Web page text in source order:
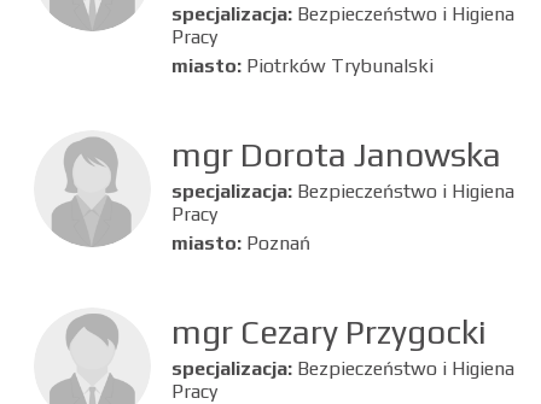
specjalizacja: Bezpieczeństwo i Higiena
Pracy
miasto: Piotrków Trybunalski
mgr Dorota Janowska
specjalizacja: Bezpieczeństwo i Higiena
Pracy
miasto: Poznań
mgr Cezary Przygocki
specjalizacja: Bezpieczeństwo i Higiena
Pracy